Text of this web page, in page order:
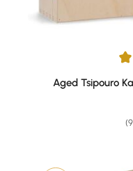
Durchschnittliche
Aged Tsipouro